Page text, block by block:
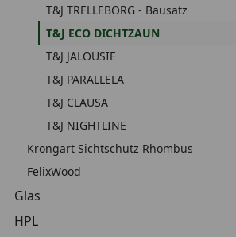
T&J TRELLEBORG - Bausatz
T&J ECO DICHTZAUN
T&J JALOUSIE
T&J PARALLELA
T&J CLAUSA
T&J NIGHTLINE
Krongart Sichtschutz Rhombus
FelixWood
Glas
HPL